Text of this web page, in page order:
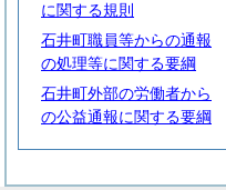
に関する規則
石井町職員等からの通報
の処理等に関する要綱
石井町外部の労働者から
の公益通報に関する要綱